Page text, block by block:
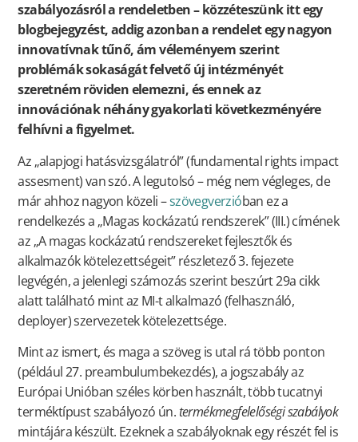
szabályozásról a rendeletben – közzéteszünk itt egy
blogbejegyzést, addig azonban a rendelet egy nagyon
innovatívnak tűnő, ám véleményem szerint
problémák sokaságát felvető új intézményét
szeretném röviden elemezni, és ennek az
innovációnak néhány gyakorlati következményére
felhívni a figyelmet.
Az „alapjogi hatásvizsgálatról” (fundamental rights impact
assesment) van szó. A legutolsó – még nem végleges, de
már ahhoz nagyon közeli –szövegverzióban ez a
rendelkezés a „Magas kockázatú rendszerek” (III.) címének
az „A magas kockázatú rendszereket fejlesztők és
alkalmazók kötelezettségeit” részletező 3. fejezete
legvégén, a jelenlegi számozás szerint beszúrt 29a cikk
alatt található mint az MI-t alkalmazó (felhasználó,
deployer) szervezetek kötelezettsége.
Mint az ismert, és maga a szöveg is utal rá több ponton
(például 27. preambulumbekezdés), a jogszabály az
Európai Unióban széles körben használt, több tucatnyi
terméktípust szabályozó ún.termékmegfelelőségi szabályok
mintájára készült. Ezeknek a szabályoknak egy részét fel is